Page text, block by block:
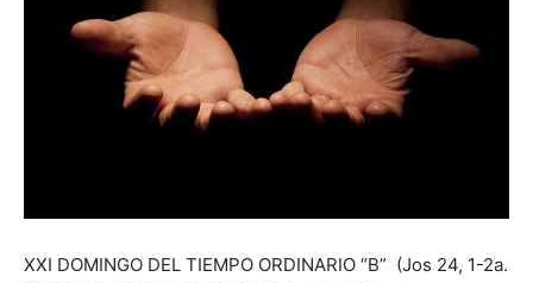
XXI DOMINGO DEL TIEMPO ORDINARIO “B” (Jos 24, 1-2a.